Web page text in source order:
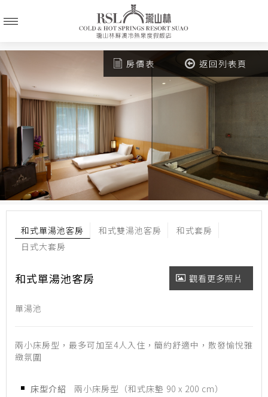
房價表 返回列表頁
和式單湯池客房 和式雙湯池客房
和式套房
日式大套房
和式單湯池客房 觀看更多照片
單湯池
兩小床房型，最多可加至4人入住，簡約舒適中，散發愉悅雅
緻氛圍
床型介紹
兩小床房型（和式床墊 90 x 200 cm）